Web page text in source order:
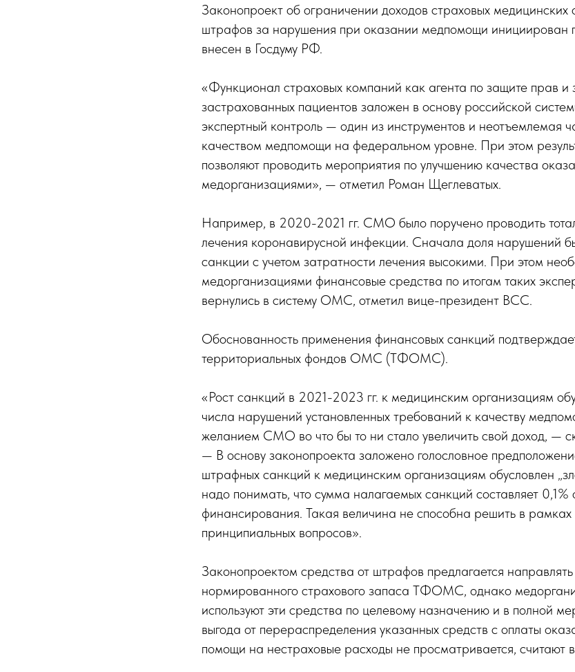
Законопроект об ограничении доходов страховых
штрафов за нарушения при оказании медпомощи инициирован
внесен в Госдуму РФ.
«Функционал страховых компаний как агента по защите прав и
застрахованных пациентов заложен в основу российской
экспертный контроль — один из инструментов и неотъемлемая
качеством медпомощи на федеральном уровне. При этом
позволяют проводить мероприятия по улучшению качества
медорганизациями», — отметил Роман Щеглеватых.
Например, в 2020-2021 гг. СМО было поручено проводить
лечения коронавирусной инфекции. Сначала доля нарушений
санкции с учетом затратности лечения высокими. При этом
медорганизациями финансовые средства по итогам таких
вернулись в систему ОМС, отметил вице-президент ВСС.
Обоснованность применения финансовых санкций
территориальных фондов ОМС (ТФОМС).
«Рост санкций в 2021-2023 гг. к медицинским организациям
числа нарушений установленных требований к качеству
желанием СМО во что бы то ни стало увеличить свой доход, —
— В основу законопроекта заложено голословное
штрафных санкций к медицинским организациям обусловлен
надо понимать, что сумма налагаемых санкций составляет
финансирования. Такая величина не способна решить в
принципиальных вопросов».
Законопроектом средства от штрафов предлагается
нормированного страхового запаса ТФОМС, однако
используют эти средства по целевому назначению и в полной
выгода от перераспределения указанных средств с оплаты
помощи на нестраховые расходы не просматривается, считают